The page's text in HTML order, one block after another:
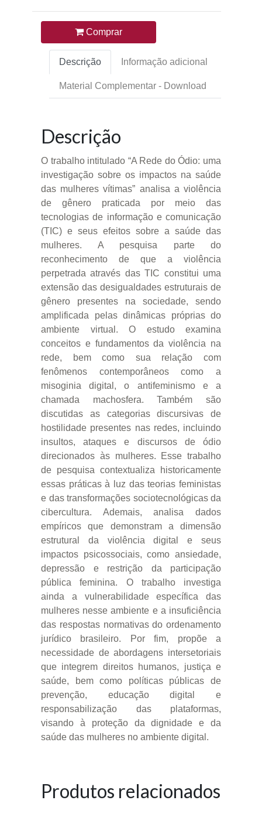
Comprar
Descrição Informação adicional
Material Complementar - Download
Descrição
O trabalho intitulado “A Rede do Ódio: uma
investigação sobre os impactos na saúde
das mulheres vítimas” analisa a violência
de gênero praticada por meio das
tecnologias de informação e comunicação
(TIC) e seus efeitos sobre a saúde das
mulheres. A pesquisa parte do
reconhecimento de que a violência
perpetrada através das TIC constitui uma
extensão das desigualdades estruturais de
gênero presentes na sociedade, sendo
amplificada pelas dinâmicas próprias do
ambiente virtual. O estudo examina
conceitos e fundamentos da violência na
rede, bem como sua relação com
fenômenos contemporâneos como a
misoginia digital, o antifeminismo e a
chamada machosfera. Também são
discutidas as categorias discursivas de
hostilidade presentes nas redes, incluindo
insultos, ataques e discursos de ódio
direcionados às mulheres. Esse trabalho
de pesquisa contextualiza historicamente
essas práticas à luz das teorias feministas
e das transformações sociotecnológicas da
cibercultura. Ademais, analisa dados
empíricos que demonstram a dimensão
estrutural da violência digital e seus
impactos psicossociais, como ansiedade,
depressão e restrição da participação
pública feminina. O trabalho investiga
ainda a vulnerabilidade específica das
mulheres nesse ambiente e a insuficiência
das respostas normativas do ordenamento
jurídico brasileiro. Por fim, propõe a
necessidade de abordagens intersetoriais
que integrem direitos humanos, justiça e
saúde, bem como políticas públicas de
prevenção, educação digital e
responsabilização das plataformas,
visando à proteção da dignidade e da
saúde das mulheres no ambiente digital.
Produtos relacionados